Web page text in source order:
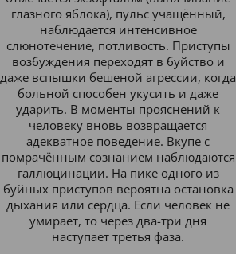
глазного яблока), пульс учащённый,
наблюдается интенсивное
слюнотечение, потливость. Приступы
возбуждения переходят в буйство и
даже вспышки бешеной агрессии, когда
больной способен укусить и даже
ударить. В моменты прояснений к
человеку вновь возвращается
адекватное поведение. Вкупе с
помрачённым сознанием наблюдаются
галлюцинации. На пике одного из
буйных приступов вероятна остановка
дыхания или сердца. Если человек не
умирает, то через два-три дня
наступает третья фаза.